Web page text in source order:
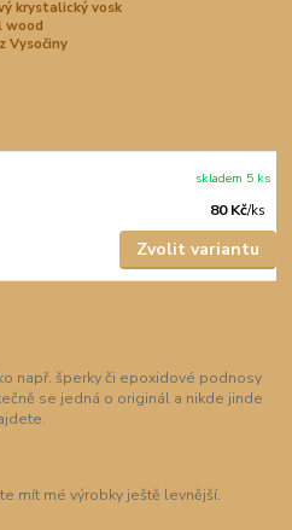
krystalický vosk
wood
Vysočiny
80 Kč/ks
skladem 5 ks
Zvolit variantu
např. šperky či epoxidové podnosy
se jedná o originál a nikde jinde
mít mé výrobky ještě levnější.